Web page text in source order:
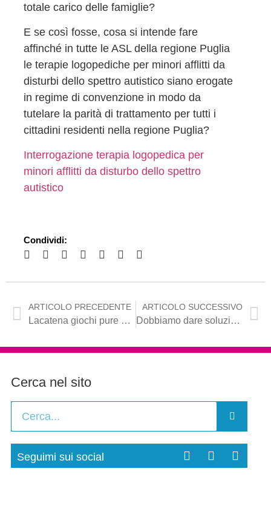
totale carico delle famiglie?
E se così fosse, cosa si intende fare
affinché in tutte le ASL della regione Puglia
le terapie logopediche per minori afflitti da
disturbi dello spettro autistico siano erogate
in regime di convenzione in modo da
tutelare la parità di trattamento per tutti i
cittadini residenti nella regione Puglia?
Interrogazione terapia logopedica per
minori afflitti da disturbo dello spettro
autistico
Condividi:
ARTICOLO PRECEDENTE
Lacatena giochi pure con Emiliano ma non sottovaluti l’intelligenza degli altri.
ARTICOLO SUCCESSIVO
Dobbiamo dare soluzioni ai bisogni reali dei cittadini pugliesi
Cerca nel sito
Seguimi sui social